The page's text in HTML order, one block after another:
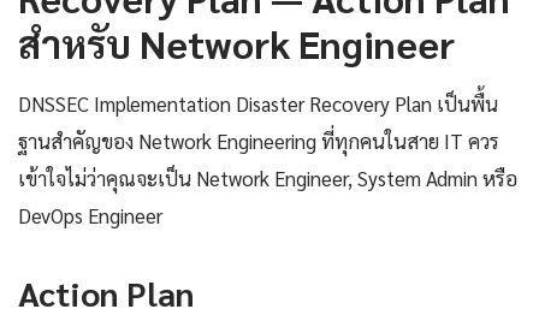
สำหรับ Network Engineer
DNSSEC Implementation Disaster Recovery Plan เป็นพื้น
ฐานสำคัญของ Network Engineering ที่ทุกคนในสาย IT ควร
เข้าใจไม่ว่าคุณจะเป็น Network Engineer, System Admin หรือ
DevOps Engineer
Action Plan